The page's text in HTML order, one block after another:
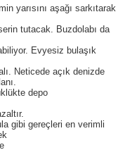
aşağı sarkıtarak
tutacak. Buzdolabı da
Evyesiz bulaşık
Neticede açık denizde
depo
gibi gereçleri en verimli